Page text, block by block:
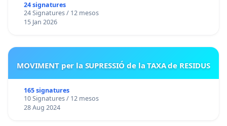
24 signatures
24 Signatures / 12 mesos
15 Jan 2026
MOVIMENT per la SUPRESSIÓ de la TAXA de RESIDUS
165 signatures
10 Signatures / 12 mesos
28 Aug 2024